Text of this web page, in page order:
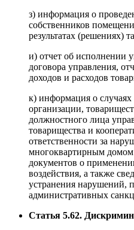
з) информация о
собственников
результатах (решениях)
и) отчет об исполнении
договора управления,
доходов и расходов
к) информация о
организации,
должностного лица
товарищества и
ответственности за
многоквартирным
документов о
воздействия, а также
устранения нарушений,
административных
Статья 5.62.